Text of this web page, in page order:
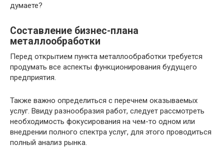
думаете?
Составление бизнес-плана
металлообработки
Перед открытием пункта металлообработки требуется
продумать все аспекты функционирования будущего
предприятия.
Также важно определиться с перечнем оказываемых
услуг. Ввиду разнообразия работ, следует рассмотреть
необходимость фокусирования на чем-то одном или
внедрении полного спектра услуг, для этого проводиться
полный анализ рынка.